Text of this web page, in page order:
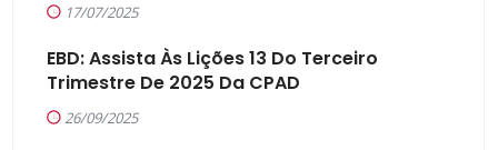
17/07/2025
EBD: Assista Às Lições 13 Do Terceiro
Trimestre De 2025 Da CPAD
26/09/2025